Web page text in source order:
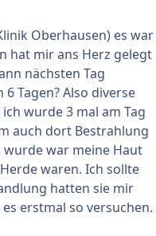
Oberhausen) es war
hat mir ans Herz gelegt
nächsten Tag
Tagen? Also diverse
wurde 3 mal am Tag
auch dort Bestrahlung
wurde war meine Haut
waren. Ich sollte
hatten sie mir
erstmal so versuchen.